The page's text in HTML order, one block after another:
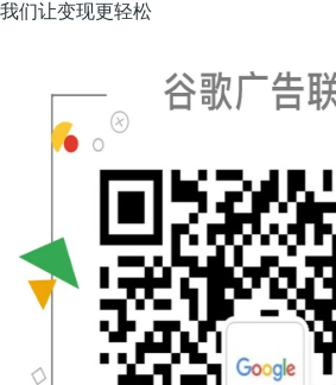
我们让变现更轻松